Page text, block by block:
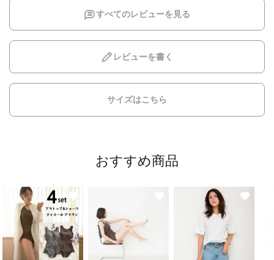
すべてのレビューを見る
レビューを書く
サイズはこちら
おすすめ商品